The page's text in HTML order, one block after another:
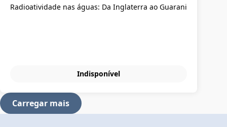
Radioatividade nas águas: Da Inglaterra ao Guarani
Indisponível